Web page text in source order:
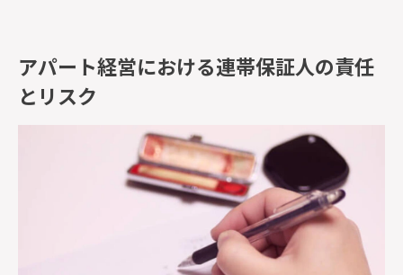
アパート経営における連帯保証人の責任
とリスク